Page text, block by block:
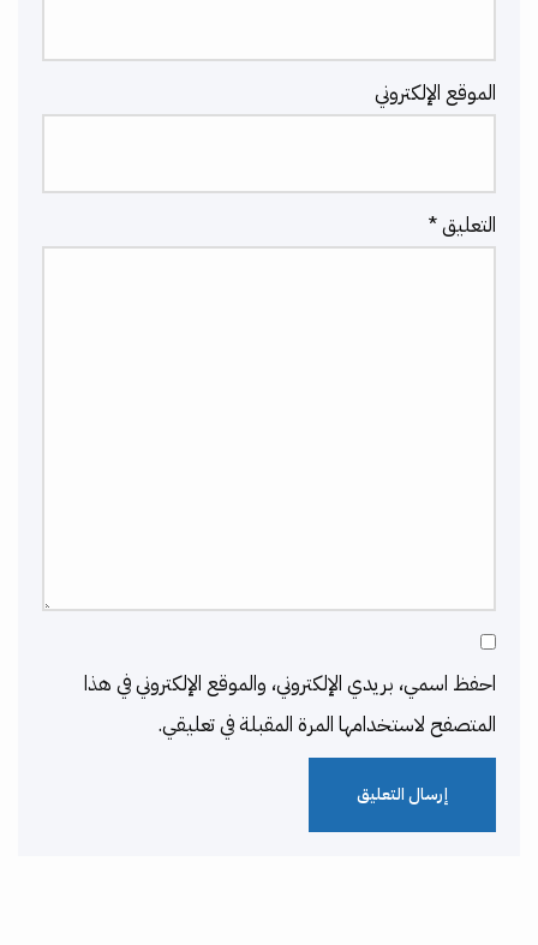
الموقع الإلكتروني
التعليق*
احفظ اسمي، بريدي الإلكتروني، والموقع الإلكتروني في هذا
المتصفح لاستخدامها المرة المقبلة في تعليقي.